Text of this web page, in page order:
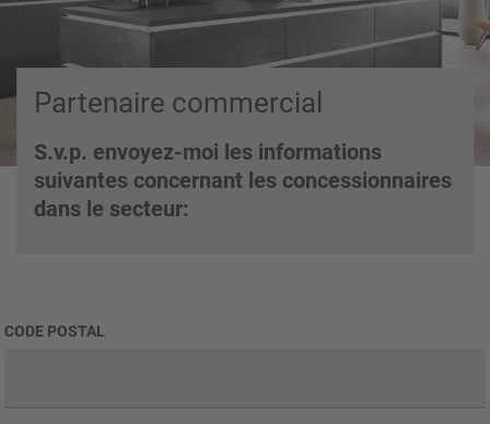
Partenaire commercial
S.v.p. envoyez-moi les informations
suivantes concernant les concessionnaires
dans le secteur:
CODE POSTAL